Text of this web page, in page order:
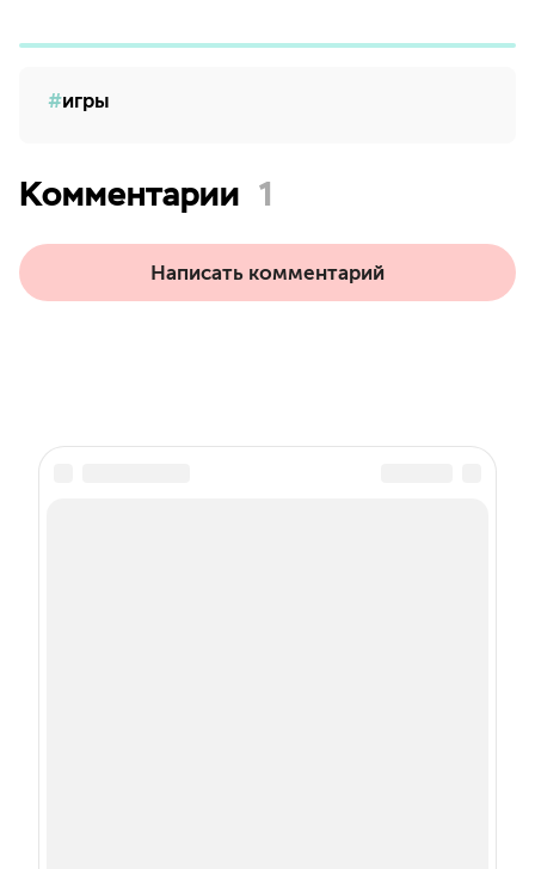
игры
Комментарии 1
Написать комментарий